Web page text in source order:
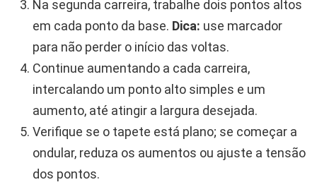
Na segunda carreira, trabalhe dois pontos altos
em cada ponto da base. Dica: use marcador
para não perder o início das voltas.
Continue aumentando a cada carreira,
intercalando um ponto alto simples e um
aumento, até atingir a largura desejada.
Verifique se o tapete está plano; se começar a
ondular, reduza os aumentos ou ajuste a tensão
dos pontos.